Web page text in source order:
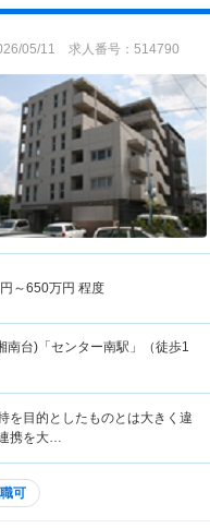
05/11 求人番号：514790
～650万円 程度
南台)「センター南駅」（徒歩1
を目的としたものとは大きく違
携を大…
可